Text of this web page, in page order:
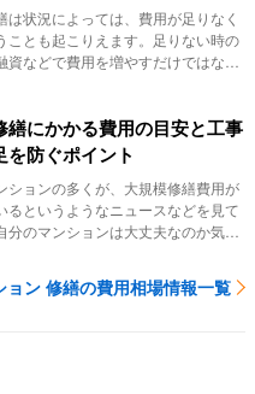
は状況によっては、費用が足りなく
ことも起こりえます。足りない時の
資などで費用を増やすだけではな
繕にかかる費用の目安と工事
を防ぐポイント
ションの多くが、大規模修繕費用が
るというようなニュースなどを見て
分のマンションは大丈夫なのか気に
ョン 修繕の費用相場情報一覧